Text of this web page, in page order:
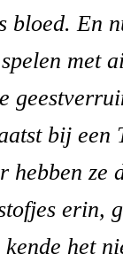
bloed. En
met
bij een
hebben ze
erin,
het